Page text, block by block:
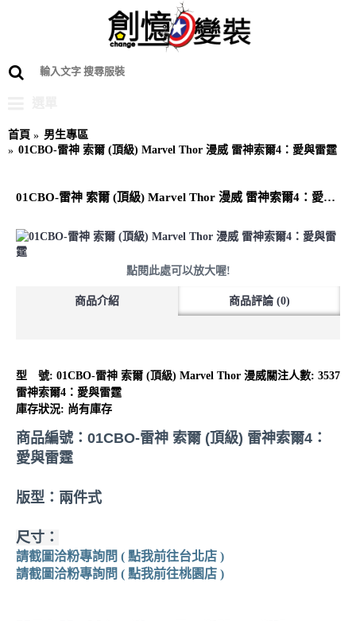
首頁
男生專區
01CBO-雷神 索爾 (頂級) Marvel Thor 漫威 雷神索爾4：愛與雷霆
01CBO-雷神 索爾 (頂級) Marvel Thor 漫威 雷神索爾4：愛與雷霆
點閱此處可以放大喔!
商品介紹 商品評論 (0)
關注人數: 3537
型 號: 01CBO-雷神 索爾 (頂級) Marvel Thor 漫威
雷神索爾4：愛與雷霆
庫存狀況: 尚有庫存
商品編號：01CBO-雷神 索爾 (頂級) 雷神索爾4：
愛與雷霆
版型：兩件式
尺寸：
請截圖洽粉專詢問 ( 點我前往台北店 )
請截圖洽粉專詢問 ( 點我前往桃園店 )